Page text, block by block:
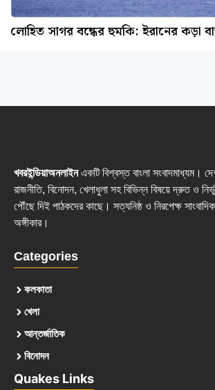
লোহিত সাগর বন্ধের হুমকি: ইরানের কড়া
খবরইন্ডিয়াঅনলাইনএকটি বিশ্বস্ত বাংলা সংবাদমাধ্যম।
রাজনীতি, বিনোদন, খেলাধুলা সহ বিভিন্ন বিষয়ে দ্রুত ও
পৌঁছে দিই পাঠকদের কাছে। সত্যনিষ্ঠ ও নিরপেক্ষ
অঙ্গীকার।
Categories
কলকাতা
খেলা
আন্তর্জাতিক
বিনোদন
Quakes Links